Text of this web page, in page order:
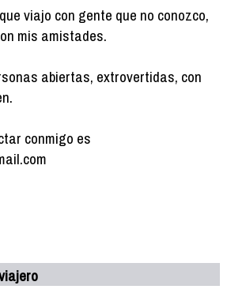
viajo con gente que no conozco,
mis amistades.
abiertas, extrovertidas, con
conmigo es